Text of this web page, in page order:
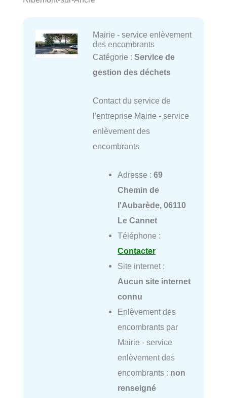
Mairie - service enlèvement
des encombrants
Catégorie : Service de
gestion des déchets
Contact du service de
l'entreprise Mairie - service
enlèvement des
encombrants
Adresse : 69
Chemin de
l'Aubarède, 06110
Le Cannet
Téléphone :
Contacter
Site internet :
Aucun site internet
connu
Enlèvement des
encombrants par
Mairie - service
enlèvement des
encombrants : non
renseigné